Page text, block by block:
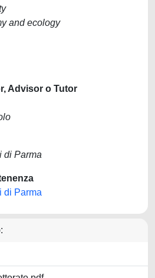
and ecology
Advisor o Tutor
di Parma
di Parma